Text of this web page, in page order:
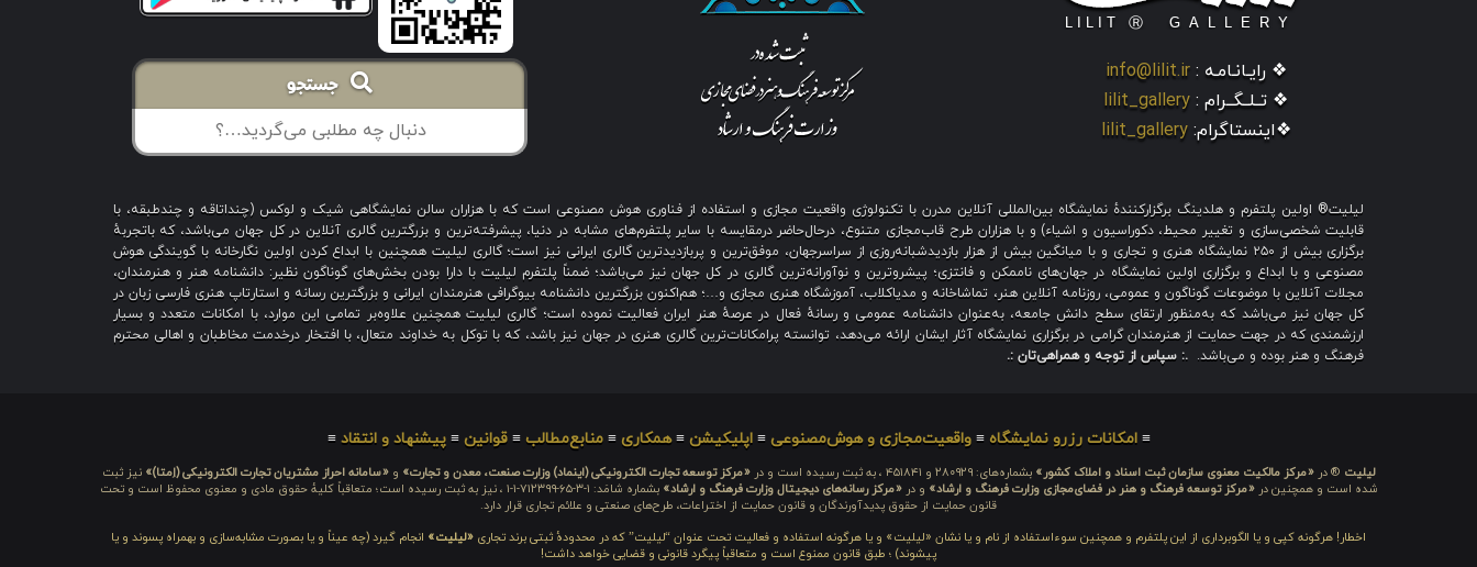
❖ رایـانـامـه : info@lilit.ir
❖ تــلــگــرام : lilit_gallery
❖اینستاگرام: lilit_gallery
جستجو
لیلیت® اولین پلتفرم و هلدینگ برگزارکنندهٔ نمایشگاه بین‌المللی آنلاین مدرن با تکنولوژی واقعیت مجازی و استفاده از فناوری هوش مصنوعی است که با هزاران سالن نمایشگاهی شیک و لوکس (چنداتاقه و چندطبقه، با
قابلیت شخصی‌سازی و تغییر محیط، دکوراسیون و اشیاء) و با هزاران طرح قاب‌مجازی متنوع، درحال‌حاضر درمقایسه با سایر پلتفرم‌های مشابه در دنیا، پیشرفته‌ترین و بزرگترین گالری آنلاین در کل جهان می‌باشد، که باتجربهٔ
برگزاری بیش از ۲۵۰ نمایشگاه هنری و تجاری و با میانگین بیش از هزار بازدیدشبانه‌روزی از سراسرجهان، موفق‌ترین و پربازدیدترین گالری ایرانی نیز است؛ گالری لیلیت همچنین با ابداع کردن اولین نگارخانه با گویندگی هوش
مصنوعی و با ابداع و برگزاری اولین نمایشگاه در جهان‌های ناممکن و فانتزی؛ پیشروترین و نوآورانه‌ترین گالری در کل جهان نیز می‌باشد؛ ضمناً پلتفرم لیلیت با دارا بودن بخش‌های گوناگون نظیر: دانشنامه هنر و هنرمندان،
مجلات آنلاین با موضوعات گوناگون و عمومی، روزنامه آنلاین هنر، تماشاخانه و مدیاکلاب، آموزشگاه هنری مجازی و…؛ هم‌اکنون بزرگترین دانشنامه بیوگرافی هنرمندان ایرانی و بزرگترین رسانه و استارتاپ هنری فارسی زبان در
کل جهان نیز می‌باشد که به‌منظور ارتقای سطح دانش جامعه، به‌عنوان دانشنامه عمومی و رسانهٔ فعال در عرصهٔ هنر ایران فعالیت نموده است؛ گالری لیلیت همچنین علاوه‌بر تمامی این موارد، با امکانات متعدد و بسیار
ارزشمندی که در جهت حمایت از هنرمندان گرامی در برگزاری نمایشگاه آثار ایشان ارائه می‌دهد، توانسته پرامکانات‌ترین گالری هنری در جهان نیز باشد، که با توکل به خداوند متعال، با افتخار درخدمت مخاطبان و اهالی محترم
فرهنگ و هنر بوده و می‌باشد. .: سپاس از توجه و همراهی‌تان :.
≡امکانات رزرو نمایشگاه ≡واقعیت‌مجازی و هوش‌مصنوعی ≡اپلیکیشن ≡همکاری ≡منابع‌مطالب ≡قوانین ≡پیشنهاد و انتقاد ≡
لیلیت ® در «مرکز مالکیت معنوی سازمان ثبت اسناد و املاک کشور» بشماره‌های: ۲۸۰۹۲۹ و ۴۵۱۸۴۱ ، به ثبت رسیده است و در «مرکز توسعه تجارت الکترونیکی (اینماد) وزارت صنعت، معدن و تجارت» و «سامانه احراز مشتریان تجارت الکترونیکی (اِمتا)» نیز ثبت
شده است و همچنین در«مرکز توسعه فرهنگ و هنر در فضای‌مجازی وزارت فرهنگ و ارشاد» و در«مرکز رسانه‌های دیجیتال وزارت فرهنگ و ارشاد»
بشماره شامَد: ۱-۳-۶۵-۷۱۲۳۹۹-۱-۱ ، نیز به ثبت رسیده است؛ متعاقباً کلیهٔ حقوق مادی و معنوی محفوظ است و تحت
قانون حمایت از حقوق پدیدآورندگان و قانون حمایت از اختراعات، طرح‌های صنعتی و علائم تجاری قرار دارد.
اخطار! هرگونه کپی و یا الگوبرداری از این پلتفرم و همچنین سوءاستفاده از نام و یا نشان «لیلیت» و یا هرگونه استفاده و فعالیت تحت عنوان “لیلیت” که در محدودهٔ ثبتی برند تجاری «لیلیت» انجام گیرد (چه عیناً و یا بصورت مشابه‌سازی و بهمراه پسوند و یا
پیشوند) ؛ طبق قانون ممنوع است و متعاقباً پیگرد قانونی و قضایی خواهد داشت!